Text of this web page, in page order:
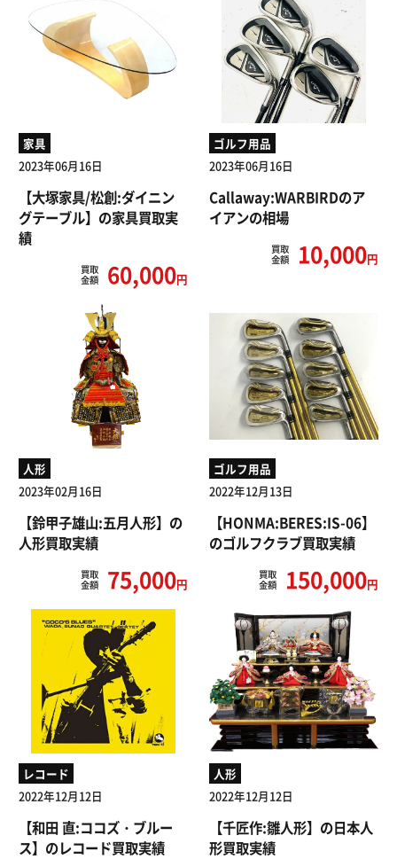
家具
2023年06月16日
【大塚家具/松創:ダイニン
グテーブル】の家具買取実
績
買取
金額
60,000円
ゴルフ用品
2023年06月16日
Callaway:WARBIRDのア
イアンの相場
買取
金額
10,000円
人形
2023年02月16日
【鈴甲子雄山:五月人形】の
人形買取実績
買取
金額
75,000円
ゴルフ用品
2022年12月13日
【HONMA:BERES:IS-06】
のゴルフクラブ買取実績
買取
金額
150,000円
レコード
2022年12月12日
【和田 直:ココズ・ブルー
ス】のレコード買取実績
人形
2022年12月12日
【千匠作:雛人形】の日本人
形買取実績